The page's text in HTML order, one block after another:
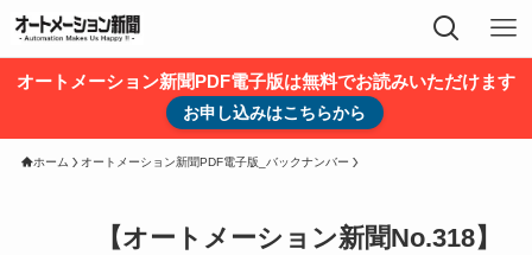
オートメーション新聞PDF電子版は無料でお読みいただけます
お申し込みはこちらから
ホーム オートメーション新聞PDF電子版_バックナンバー
【オートメーション新聞No.318】